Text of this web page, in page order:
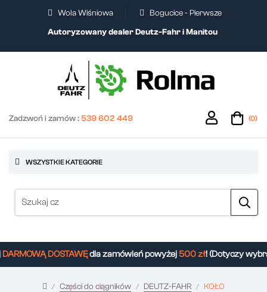
Wola Wiśniowa
Bogucice - Pierwsze
Autoryzowany dealer Deutz-Fahr i Manitou
Zadzwoń i zamów :539 602 449 (0)
WSZYSTKIE KATEGORIE
DOSTAWĘdla zamówień powyżej500 zł! (Dotyczy
Części do ciągników DEUTZ-FAHR
KOŁO